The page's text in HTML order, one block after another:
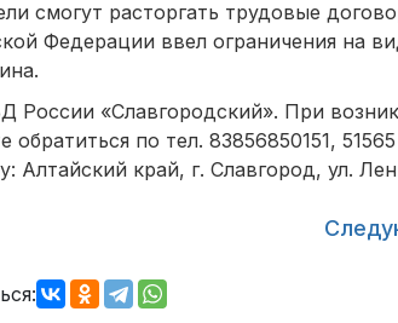
смогут расторгать трудовые
Федерации ввел ограничения на
«Славгородский». При
по тел. 83856850151,
Алтайский край, г. Славгород, ул.